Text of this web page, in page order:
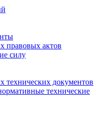
правовых актов
силу
технических документов
технические